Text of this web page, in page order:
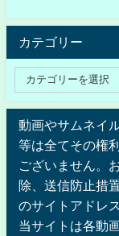
カテゴリー
動画やサムネイ
等は全てその権
ございません。
除、送信防止措
のサイトアドレ
当サイトは各動